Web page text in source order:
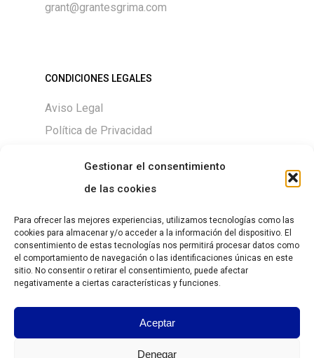
Gestionar el consentimiento
de las cookies
Para ofrecer las mejores experiencias, utilizamos tecnologías como las
cookies para almacenar y/o acceder a la información del dispositivo. El
consentimiento de estas tecnologías nos permitirá procesar datos como
el comportamiento de navegación o las identificaciones únicas en este
sitio. No consentir o retirar el consentimiento, puede afectar
negativamente a ciertas características y funciones.
Aceptar
Denegar
grant@grantesgrima.com
CONDICIONES LEGALES
Aviso Legal
Política de Privacidad
DESCARGAS
Size chart
Guía de Tallas
https://grantesgrima.com/wp-
content/uploads/2026/07/Lista-